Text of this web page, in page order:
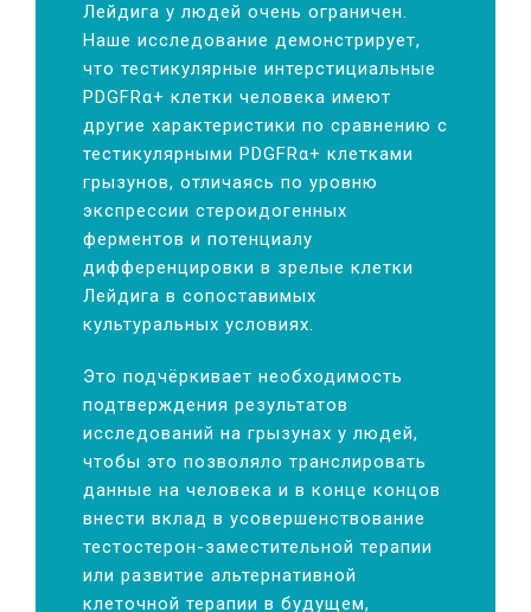
Лейдига у людей очень ограничен.
Наше исследование демонстрирует,
что тестикулярные интерстициальные
PDGFRα+ клетки человека имеют
другие характеристики по сравнению с
тестикулярными PDGFRα+ клетками
грызунов, отличаясь по уровню
экспрессии стероидогенных
ферментов и потенциалу
дифференцировки в зрелые клетки
Лейдига в сопоставимых
культуральных условиях.
Это подчёркивает необходимость
подтверждения результатов
исследований на грызунах у людей,
чтобы это позволяло транслировать
данные на человека и в конце концов
внести вклад в усовершенствование
тестостерон-заместительной терапии
или развитие альтернативной
клеточной терапии в будущем,